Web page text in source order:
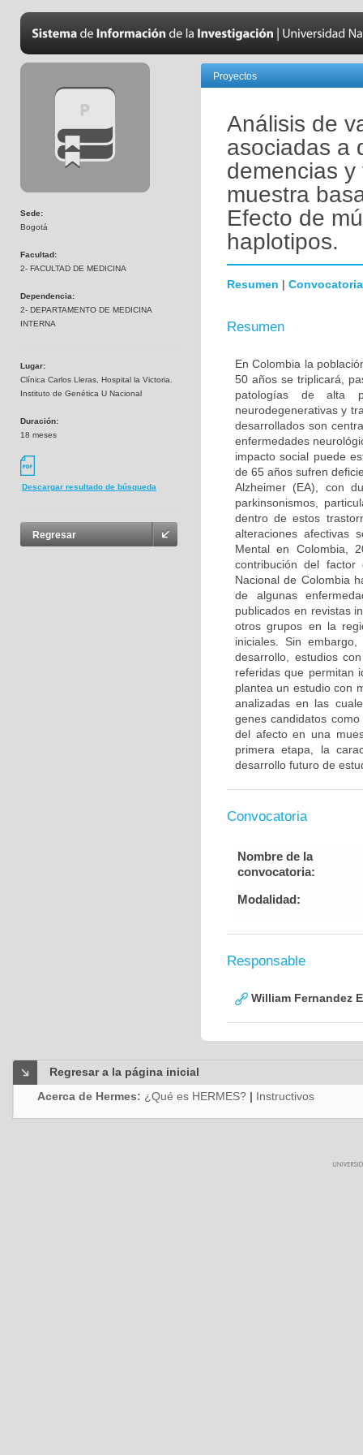
Sede:
Bogotá
Facultad:
2- FACULTAD DE MEDICINA
Dependencia:
2- DEPARTAMENTO DE MEDICINA
INTERNA
Lugar:
Clínica Carlos Lleras, Hospital la Victoria.
Instituto de Genética U Nacional
Duración:
18 meses
Descargar resultado de búsqueda
Regresar
Proyectos
Análisis de
asociadas a
demencias
muestra
Efecto de
haplotipos.
Resumen | Convocatoria
Resumen
En Colombia la
50 años se triplicará,
patologías de alta
neurodegenerativas y
desarrollados son
enfermedades
impacto social puede
de 65 años sufren
Alzheimer (EA), con
parkinsonismos,
dentro de estos
alteraciones afectivas
Mental en Colombia,
contribución del
Nacional de Colombia
de algunas
publicados en revistas
otros grupos en la
iniciales. Sin
desarrollo, estudios
referidas que permitan
plantea un estudio con
analizadas en las
genes candidatos
del afecto en una
primera etapa, la
desarrollo futuro de
Convocatoria
Nombre de la
convocatoria:
Modalidad:
Responsable
William Fernandez
Regresar a la página inicial
Acerca de Hermes: ¿Qué es HERMES? | Instructivos